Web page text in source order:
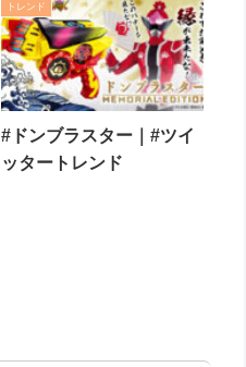
トレンド
#ドンブラスター｜#ツイ
ッタートレンド